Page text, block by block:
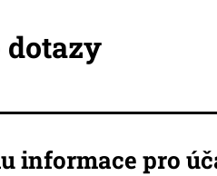
dotazy
informace pro